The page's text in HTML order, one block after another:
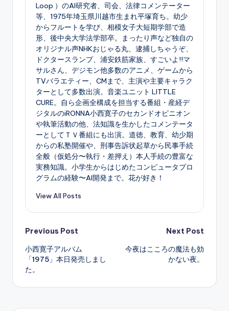
Loop ）のAI研究者、司会、法律コメンテーター
等、1975年埼玉県川越市生まれ平塚育ち。幼少
からフルートを学び、相模女子大短期学部で造
形、後中央大学法学部卒。まったり声など独自の
オリジナル声NHKおじゃる丸、逮捕しちゃうぞ、
ドクタースランプ、浦安鉄筋家族、すごいよ!!マ
サルさん、デジモン他多数のアニメ、ゲームから
TVバラエティー、CMまで、主演や主要キャラク
ターとして多数出演。音楽ユニット LITTLE
CURE。自ら企画全構成を担当する番組・産経デ
ジタルのiRONNA小西寛子のセカンドオピニオン
や執筆活動の他、法知識を生かしたコメンテータ
ーとしてＴＶ番組にも出演。道徳、教育、幼少期
からの私塾開催や、刑事告訴状起草から民事手続
全般（仮処分〜執行・差押え）本人手続の豊富な
実務知識。小学生からはじめたコンピュータプロ
グラムの経験〜AI開発まで。花が好き！
View All Posts
Post
navigation
Previous Post
小西寛子アルバム
「1975」本日発売しまし
た。
Next Post
今夜はこころの魔法も効
かない夜。